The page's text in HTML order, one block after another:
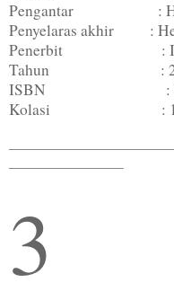
Pengantar :
Penyelaras akhir :
Penerbit :
Tahun :
ISBN : 979-
Kolasi :
3